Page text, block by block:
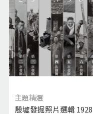
主題精選
殷墟發掘照片選輯